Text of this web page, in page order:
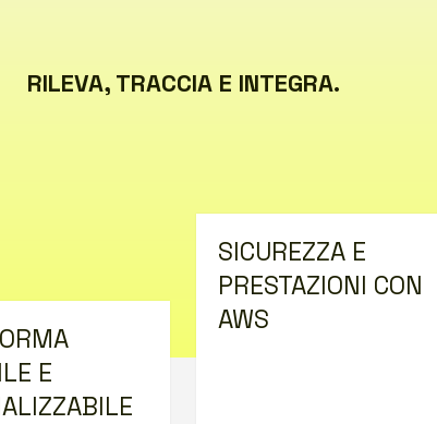
RILEVA, TRACCIA E INTEGRA.
E
SICUREZZA E
PRESTAZIONI CON
AWS